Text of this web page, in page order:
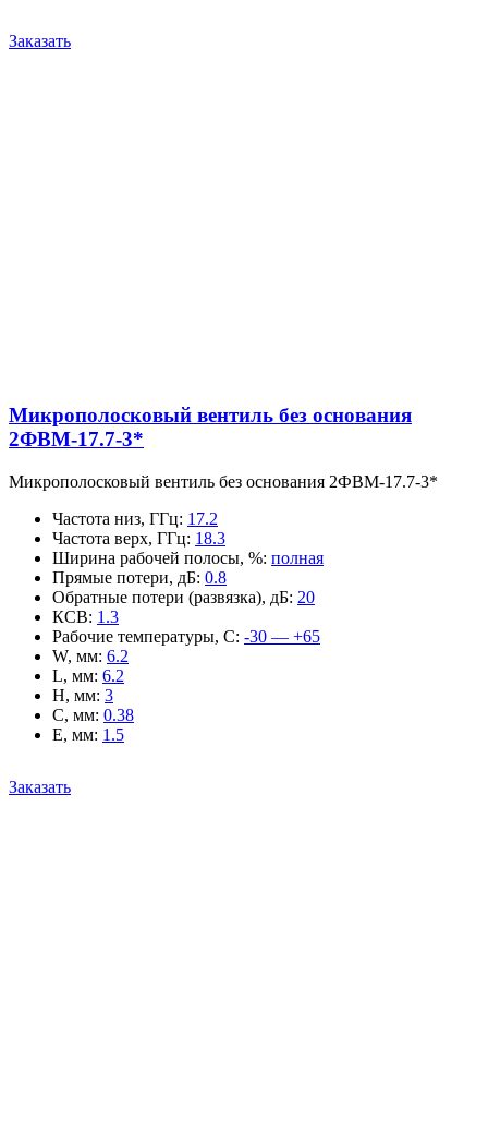
Заказать
Микрополосковый вентиль без основания
2ФВМ-17.7-3*
Микрополосковый вентиль без основания 2ФВМ-17.7-3*
Частота низ, ГГц: 17.2
Частота верх, ГГц: 18.3
Ширина рабочей полосы, %: полная
Прямые потери, дБ: 0.8
Обратные потери (развязка), дБ: 20
КСВ: 1.3
Рабочие температуры, С: -30 — +65
W, мм: 6.2
L, мм: 6.2
H, мм: 3
C, мм: 0.38
E, мм: 1.5
Заказать